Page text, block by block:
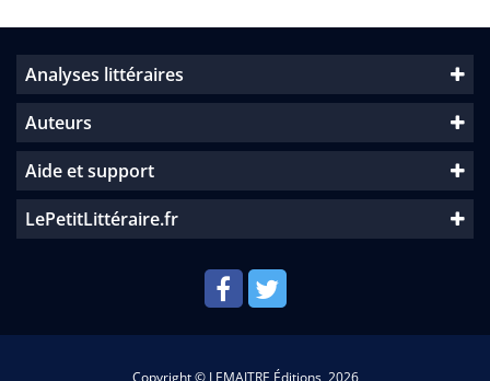
Analyses littéraires
Auteurs
Aide et support
LePetitLittéraire.fr
Copyright © LEMAITRE Éditions, 2026